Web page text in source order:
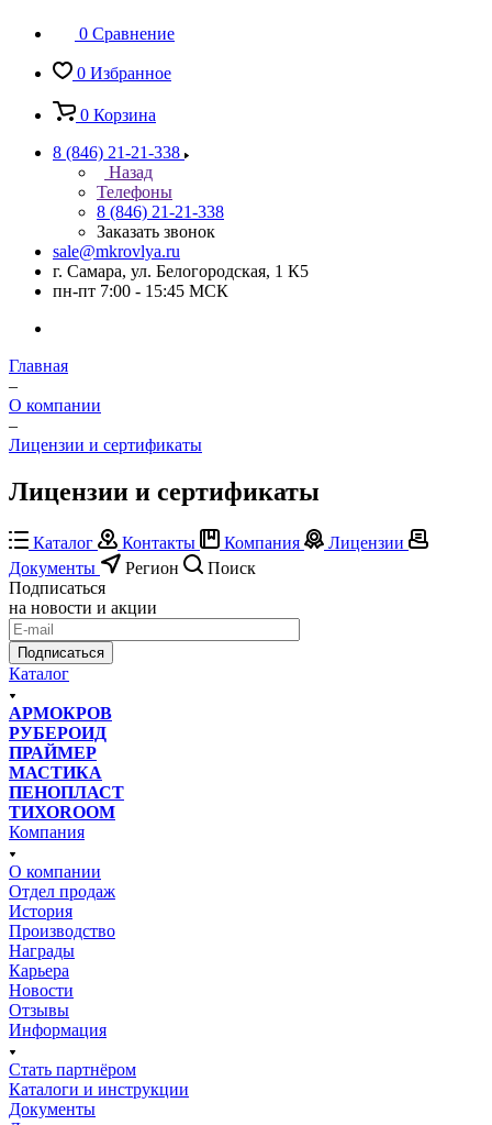
0 Сравнение
0 Избранное
0 Корзина
8 (846) 21-21-338
Назад
Телефоны
8 (846) 21-21-338
Заказать звонок
sale@mkrovlya.ru
г. Самара, ул. Белогородская, 1 К5
пн-пт 7:00 - 15:45 МСК
Главная
–
О компании
–
Лицензии и сертификаты
Лицензии и сертификаты
Каталог Контакты Компания
Лицензии
Документы
Регион
Поиск
Подписаться
на новости и акции
Подписаться
Каталог
АРМОКРОВ
РУБЕРОИД
ПРАЙМЕР
МАСТИКА
ПЕНОПЛАСТ
ТИХОROOM
Компания
О компании
Отдел продаж
История
Производство
Награды
Карьера
Новости
Отзывы
Информация
Стать партнёром
Каталоги и инструкции
Документы